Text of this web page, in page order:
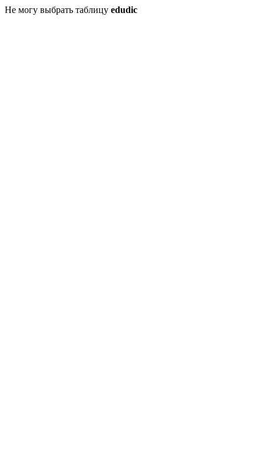
Не могу выбрать таблицу edudic